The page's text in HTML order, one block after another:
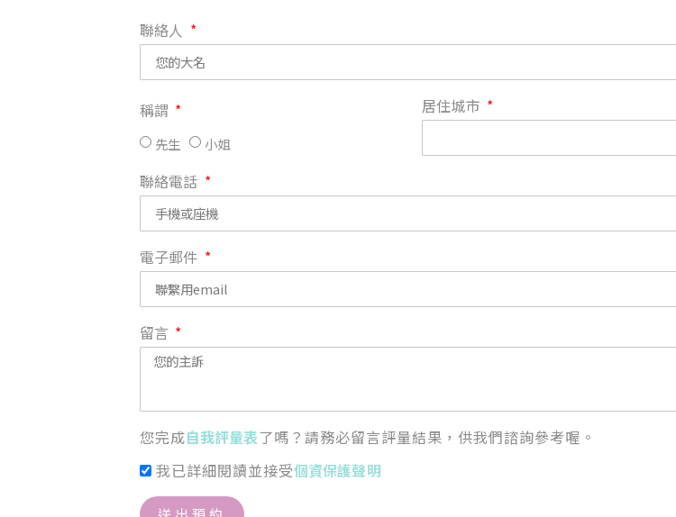
聯絡人
稱謂
先生 小姐
居住城市
聯絡電話
電子郵件
留言
您完成自我評量表了嗎？請務必留言評量結果，供我們諮詢參考喔。
我已詳細閱讀並接受個資保護聲明
【會費】
入會費新臺幣1200元，於會員入會時
元，於每年度繳納。
戶名: 社團法人台灣自律神經健康培訓